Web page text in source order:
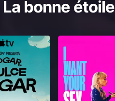
La bonne étoile